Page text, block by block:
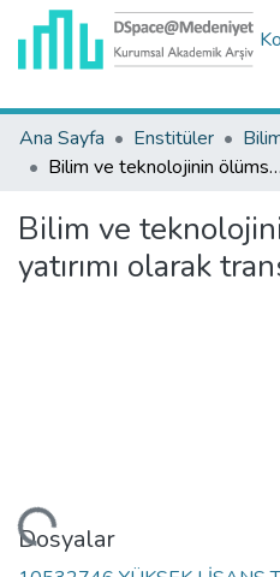
Ana Sayfa
Enstitüler
Bilim ve teknolojinin ölümsüzlük yatırımı olarak transhümanizm
Bilim ve
yatırımı olarak
Dosyalar